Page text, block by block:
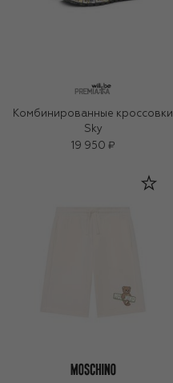
Комбинированные кроссовки
Sky
19 950 ₽